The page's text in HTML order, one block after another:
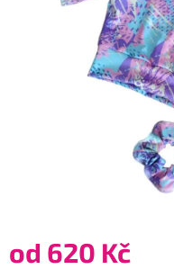
od 620 Kč